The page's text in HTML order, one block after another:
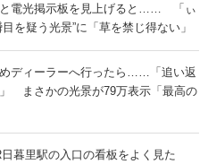
と電光掲示板を見上げると…… 「ぃ
を疑う光景”に「草を禁じ得ない」
ディーラーへ行ったら……「追い返
まさかの光景が79万表示「最高の
暮里駅の入口の看板をよく見た